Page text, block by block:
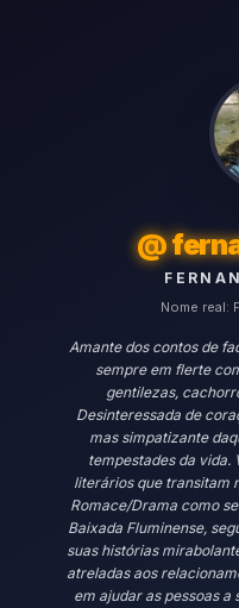
@
Nome real:
Amante dos contos de
sempre em flerte
gentilezas,
Desinteressada de
mas simpatizante
tempestades da vida.
literários que transitam
Romace/Drama como
Baixada Fluminense,
suas histórias
atreladas aos
em ajudar as pessoas